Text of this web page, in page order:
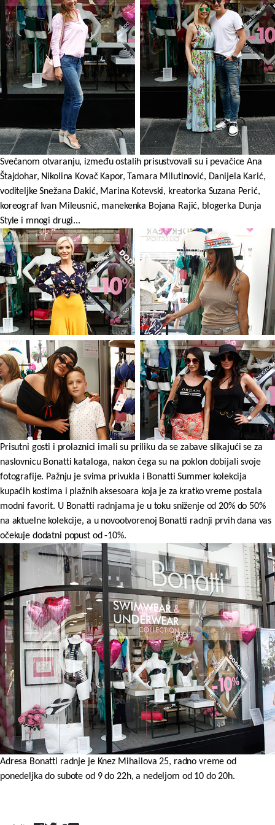
Svečanom otvaranju, između ostalih prisustvovali su i pevačice Ana
Štajdohar, Nikolina Kovač Kapor, Tamara Milutinović, Danijela Karić,
voditeljke Snežana Dakić, Marina Kotevski, kreatorka Suzana Perić,
koreograf Ivan Mileusnić, manekenka Bojana Rajić, blogerka Dunja
Style i mnogi drugi...
Prisutni gosti i prolaznici imali su priliku da se zabave slikajući se za
naslovnicu Bonatti kataloga, nakon čega su na poklon dobijali svoje
fotografije. Pažnju je svima privukla i Bonatti Summer kolekcija
kupaćih kostima i plažnih aksesoara koja je za kratko vreme postala
modni favorit. U Bonatti radnjama je u toku sniženje od 20% do 50%
na aktuelne kolekcije, a u novootvorenoj Bonatti radnji prvih dana vas
očekuje dodatni popust od -10%.
Adresa Bonatti radnje je Knez Mihailova 25, radno vreme od
ponedeljka do subote od 9 do 22h, a nedeljom od 10 do 20h.